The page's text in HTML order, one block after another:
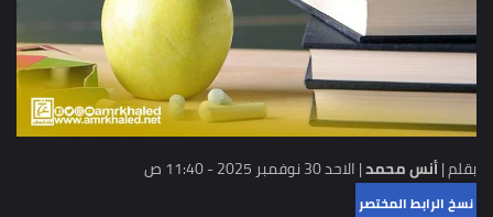
بقلم |أنس محمد|الاحد 30 نوفمبر 2025 - 11:40 ص
نسخ الرابط المختصر